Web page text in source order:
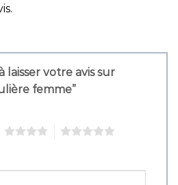
laisser votre avis sur
femme”